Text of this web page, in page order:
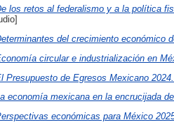
los retos al federalismo y a la política
del crecimiento económico
circular e industrialización en
Presupuesto de Egresos Mexicano 2024.
economía mexicana en la encrucijada
económicas para México